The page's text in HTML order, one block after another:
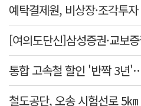
[여의도단신]삼성증권·교보
통합 고속철 할인 '반짝 3년